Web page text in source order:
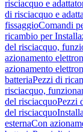
risciacquo e
di risciacquo e
fissaggioComandi
ricambio per
del risciacquo,
azionamento
azionamento
batteriaPezzi di
risciacquo,
del risciacquoPezzi
del risciacquo
esternaCon